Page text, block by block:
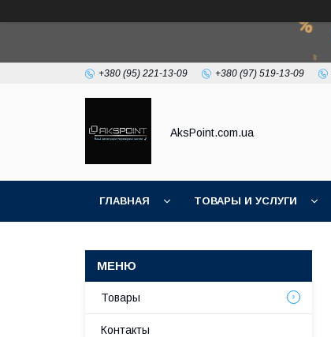
+380 (95) 221-13-09 +380 (97) 519-13-09
AksPoint.com.ua
ГЛАВНАЯ ТОВАРЫ И УСЛУГИ
Товары
Контакты